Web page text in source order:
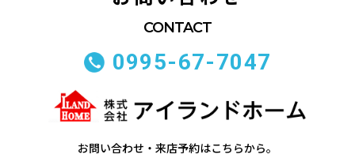
0995-67-7047
お問い合わせ・来店予約はこちらから。